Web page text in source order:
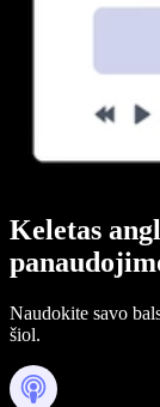
Keletas
Naudokite savo
šiol.